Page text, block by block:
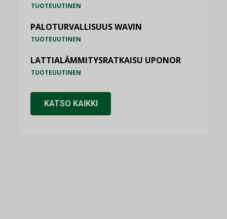
TUOTEUUTINEN
PALOTURVALLISUUS WAVIN
TUOTEUUTINEN
LATTIALÄMMITYSRATKAISU UPONOR
TUOTEUUTINEN
KATSO KAIKKI